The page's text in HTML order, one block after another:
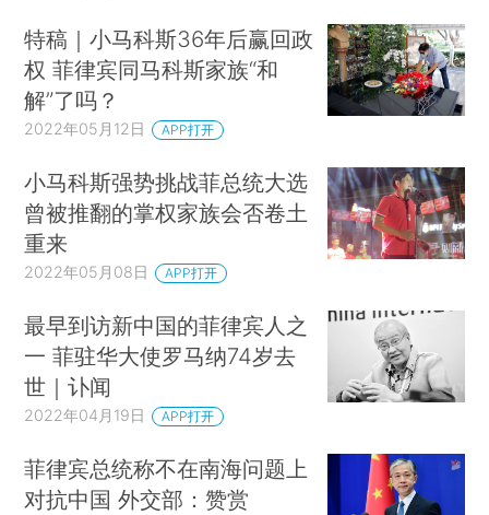
特稿｜小马科斯36年后赢回政
权 菲律宾同马科斯家族“和
解”了吗？
2022年05月12日 APP打开
小马科斯强势挑战菲总统大选
曾被推翻的掌权家族会否卷土
重来
2022年05月08日 APP打开
最早到访新中国的菲律宾人之
一 菲驻华大使罗马纳74岁去
世｜讣闻
2022年04月19日 APP打开
菲律宾总统称不在南海问题上
对抗中国 外交部：赞赏